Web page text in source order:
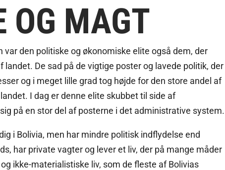
OG MAGT
var den politiske og økonomiske elite også dem, der
De sad på de vigtige poster og lavede politik, der
og i meget lille grad tog højde for den store andel af
I dag er denne elite skubbet til side af
på en stor del af posterne i det administrative system.
i Bolivia, men har mindre politisk indflydelse end
har private vagter og lever et liv, der på mange måder
ikke-materialistiske liv, som de fleste af Bolivias